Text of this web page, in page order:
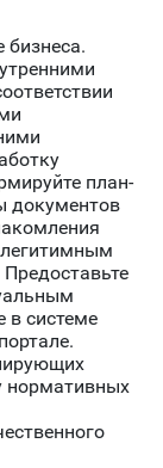
бизнеса.
план-
документов
в системе
нормативных